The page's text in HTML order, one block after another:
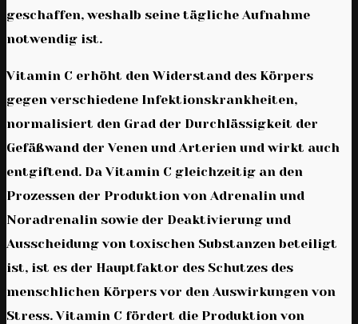
geschaffen, weshalb seine tägliche Aufnahme
notwendig ist.
Vitamin C erhöht den Widerstand des Körpers
gegen verschiedene Infektionskrankheiten,
normalisiert den Grad der Durchlässigkeit der
Gefäßwand der Venen und Arterien und wirkt auch
entgiftend. Da Vitamin C gleichzeitig an den
Prozessen der Produktion von Adrenalin und
Noradrenalin sowie der Deaktivierung und
Ausscheidung von toxischen Substanzen beteiligt
ist, ist es der Hauptfaktor des Schutzes des
menschlichen Körpers vor den Auswirkungen von
Stress. Vitamin C fördert die Produktion von